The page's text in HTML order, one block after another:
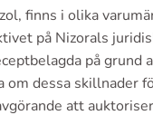
finns i olika
på Nizorals
på grund
dessa skillnader
att